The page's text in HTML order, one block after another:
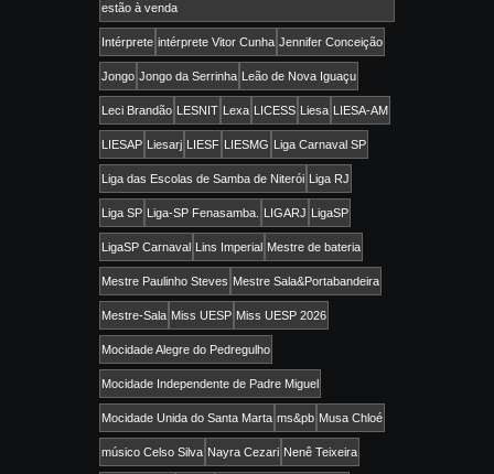
estão à venda
Intérprete intérprete Vitor Cunha Jennifer Conceição
Jongo Jongo da Serrinha Leão de Nova Iguaçu
Leci Brandão LESNIT Lexa LICESS Liesa LIESA-AM
LIESAP Liesarj LIESF LIESMG Liga Carnaval SP
Liga das Escolas de Samba de Niterói Liga RJ
Liga SP Liga-SP Fenasamba. LIGARJ LigaSP
LigaSP Carnaval Lins Imperial Mestre de bateria
Mestre Paulinho Steves Mestre Sala&Portabandeira
Mestre-Sala Miss UESP Miss UESP 2026
Mocidade Alegre do Pedregulho
Mocidade Independente de Padre Miguel
Mocidade Unida do Santa Marta ms&pb Musa Chloé
músico Celso Silva Nayra Cezari Nenê Teixeira